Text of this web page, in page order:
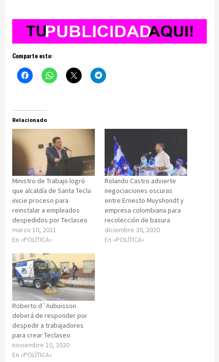
Comparte esto:
Relacionado
Ministro de Trabajo logró
que alcaldía de Santa Tecla
inicie proceso para
reinstalar a empleados
despedidos por Teclaseo
marzo 10, 2021
En «POLÍTICA»
Rolando Castro advierte
negociaciones oscuras
entre Ernesto Muyshondt y
empresa colombiana para
recolección de basura
diciembre 30, 2020
En «POLÍTICA»
Roberto d´Aubuisson
deberá de responder por
despedir a trabajadores
para crear Teclaseo
noviembre 10, 2020
En «POLÍTICA»